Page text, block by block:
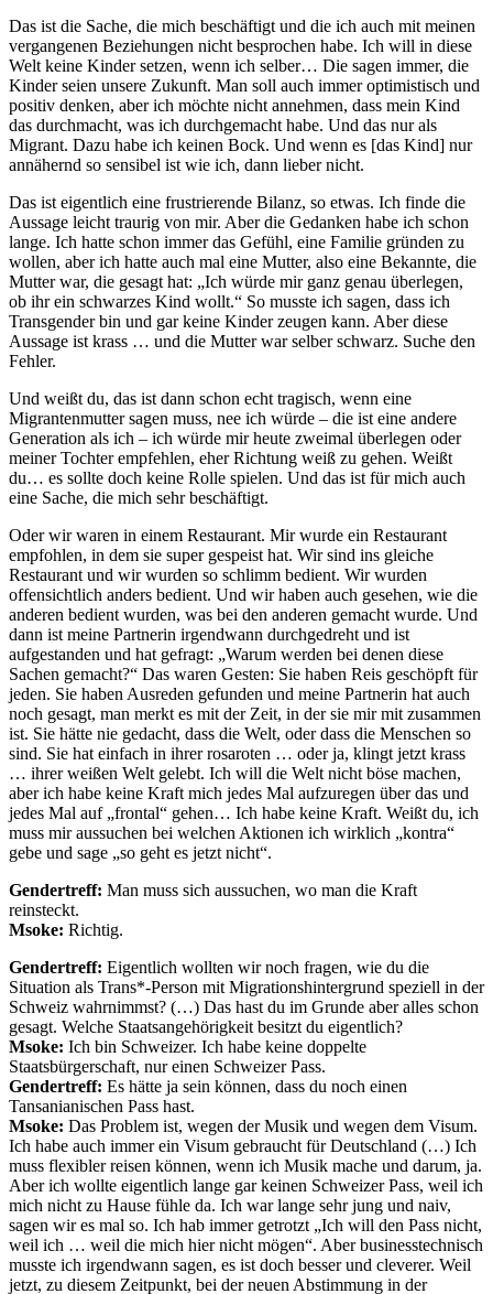
Das ist die Sache, die mich beschäftigt und die ich auch mit meinen
vergangenen Beziehungen nicht besprochen habe. Ich will in diese
Welt keine Kinder setzen, wenn ich selber… Die sagen immer, die
Kinder seien unsere Zukunft. Man soll auch immer optimistisch und
positiv denken, aber ich möchte nicht annehmen, dass mein Kind
das durchmacht, was ich durchgemacht habe. Und das nur als
Migrant. Dazu habe ich keinen Bock. Und wenn es [das Kind] nur
annähernd so sensibel ist wie ich, dann lieber nicht.
Das ist eigentlich eine frustrierende Bilanz, so etwas. Ich finde die
Aussage leicht traurig von mir. Aber die Gedanken habe ich schon
lange. Ich hatte schon immer das Gefühl, eine Familie gründen zu
wollen, aber ich hatte auch mal eine Mutter, also eine Bekannte, die
Mutter war, die gesagt hat: „Ich würde mir ganz genau überlegen,
ob ihr ein schwarzes Kind wollt.“ So musste ich sagen, dass ich
Transgender bin und gar keine Kinder zeugen kann. Aber diese
Aussage ist krass … und die Mutter war selber schwarz. Suche den
Fehler.
Und weißt du, das ist dann schon echt tragisch, wenn eine
Migrantenmutter sagen muss, nee ich würde – die ist eine andere
Generation als ich – ich würde mir heute zweimal überlegen oder
meiner Tochter empfehlen, eher Richtung weiß zu gehen. Weißt
du… es sollte doch keine Rolle spielen. Und das ist für mich auch
eine Sache, die mich sehr beschäftigt.
Oder wir waren in einem Restaurant. Mir wurde ein Restaurant
empfohlen, in dem sie super gespeist hat. Wir sind ins gleiche
Restaurant und wir wurden so schlimm bedient. Wir wurden
offensichtlich anders bedient. Und wir haben auch gesehen, wie die
anderen bedient wurden, was bei den anderen gemacht wurde. Und
dann ist meine Partnerin irgendwann durchgedreht und ist
aufgestanden und hat gefragt: „Warum werden bei denen diese
Sachen gemacht?“ Das waren Gesten: Sie haben Reis geschöpft für
jeden. Sie haben Ausreden gefunden und meine Partnerin hat auch
noch gesagt, man merkt es mit der Zeit, in der sie mir mit zusammen
ist. Sie hätte nie gedacht, dass die Welt, oder dass die Menschen so
sind. Sie hat einfach in ihrer rosaroten … oder ja, klingt jetzt krass
… ihrer weißen Welt gelebt. Ich will die Welt nicht böse machen,
aber ich habe keine Kraft mich jedes Mal aufzuregen über das und
jedes Mal auf „frontal“ gehen… Ich habe keine Kraft. Weißt du, ich
muss mir aussuchen bei welchen Aktionen ich wirklich „kontra“
gebe und sage „so geht es jetzt nicht“.
Gendertreff: Man muss sich aussuchen, wo man die Kraft
reinsteckt.
Msoke: Richtig.
Gendertreff: Eigentlich wollten wir noch fragen, wie du die
Situation als Trans*-Person mit Migrationshintergrund speziell in der
Schweiz wahrnimmst? (…) Das hast du im Grunde aber alles schon
gesagt. Welche Staatsangehörigkeit besitzt du eigentlich?
Msoke: Ich bin Schweizer. Ich habe keine doppelte
Staatsbürgerschaft, nur einen Schweizer Pass.
Gendertreff: Es hätte ja sein können, dass du noch einen
Tansanianischen Pass hast.
Msoke: Das Problem ist, wegen der Musik und wegen dem Visum.
Ich habe auch immer ein Visum gebraucht für Deutschland (…) Ich
muss flexibler reisen können, wenn ich Musik mache und darum, ja.
Aber ich wollte eigentlich lange gar keinen Schweizer Pass, weil ich
mich nicht zu Hause fühle da. Ich war lange sehr jung und naiv,
sagen wir es mal so. Ich hab immer getrotzt „Ich will den Pass nicht,
weil ich … weil die mich hier nicht mögen“. Aber businesstechnisch
musste ich irgendwann sagen, es ist doch besser und cleverer. Weil
jetzt, zu diesem Zeitpunkt, bei der neuen Abstimmung in der